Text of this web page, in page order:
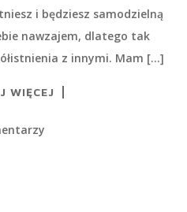
i będziesz samodzielną
nawzajem, dlatego tak
z innymi. Mam […]
WIĘCEJ